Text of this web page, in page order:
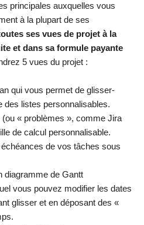
principales auxquelles vous
à la plupart de ses
ses vues de projet à la
et dans sa formule payante
5 vues du projet :
qui vous permet de glisser-
des listes personnalisables.
« problèmes », comme Jira
de calcul personnalisable.
de vos tâches sous
diagramme de Gantt
vous pouvez modifier les dates
glisser et en déposant des «